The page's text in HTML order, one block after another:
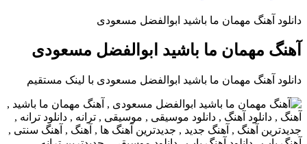
دانلود آهنگ مهمان ما باشید ابوالفضل مسعودی
آهنگ مهمان ما باشید ابوالفضل مسعودی
دانلود آهنگ مهمان ما باشید ابوالفضل مسعودی با لینک مستقیم